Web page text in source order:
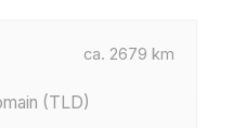
ca. 2679 km
(TLD)